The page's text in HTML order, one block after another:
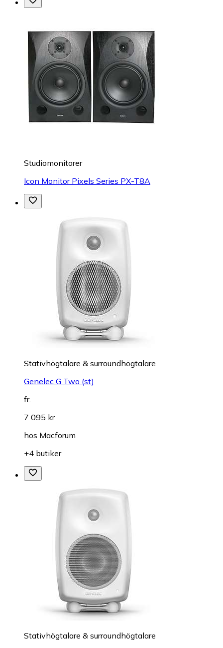
Studiomonitorer
Icon Monitor Pixels Series PX-T8A
Stativhögtalare & surroundhögtalare
Genelec G Two (st)
fr.
7 095 kr
hos Macforum
+4 butiker
Stativhögtalare & surroundhögtalare